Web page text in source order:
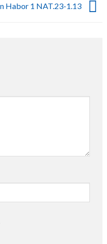
Habor 1 NAT.23-1.13